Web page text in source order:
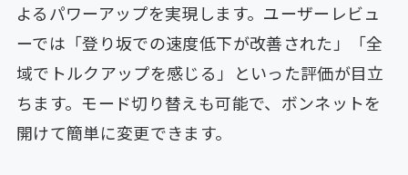
よるパワーアップを実現します。ユーザーレビュ
ーでは「登り坂での速度低下が改善された」「全
域でトルクアップを感じる」といった評価が目立
ちます。モード切り替えも可能で、ボンネットを
開けて簡単に変更できます。